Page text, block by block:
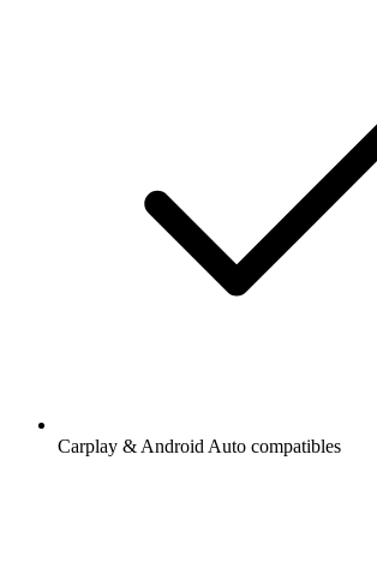
Carplay & Android Auto compatibles